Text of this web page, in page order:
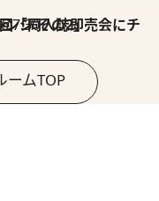
誌即売会にチャレンジ その2」
ームTOP